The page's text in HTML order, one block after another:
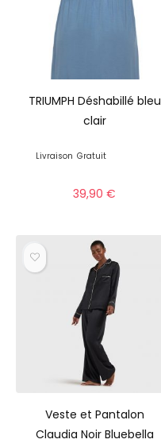
TRIUMPH Déshabillé bleu
clair
Livraison Gratuit
39,90€
Veste et Pantalon
Claudia Noir Bluebella